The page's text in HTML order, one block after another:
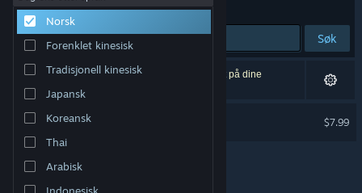
Kundestøtte
Bytt språk
Skaff deg Steam-appen på mobil
Vis skrivebordsversjon
Norsk
Forenklet kinesisk
Tradisjonell kinesisk
Japansk
Koreansk
Thai
Arabisk
Sorter etter Relevans
Søk
1 treff på søket. 1 produkt er blitt utelukket basert på dine
innstillinger.
$7.99